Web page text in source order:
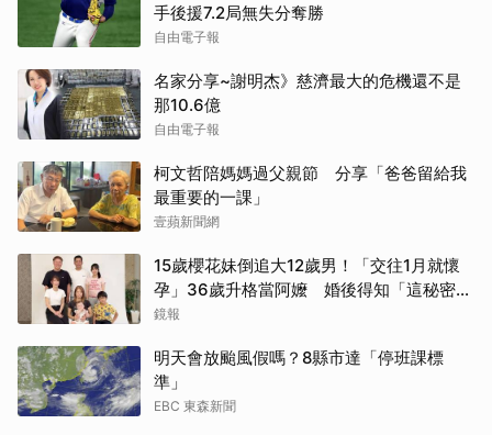
手後援7.2局無失分奪勝
自由電子報
名家分享~謝明杰》慈濟最大的危機還不是
那10.6億
自由電子報
柯文哲陪媽媽過父親節 分享「爸爸留給我
最重要的一課」
壹蘋新聞網
15歲櫻花妹倒追大12歲男！「交往1月就懷
孕」36歲升格當阿嬤 婚後得知「這秘密」
傻眼了
鏡報
明天會放颱風假嗎？8縣市達「停班課標
準」
EBC 東森新聞